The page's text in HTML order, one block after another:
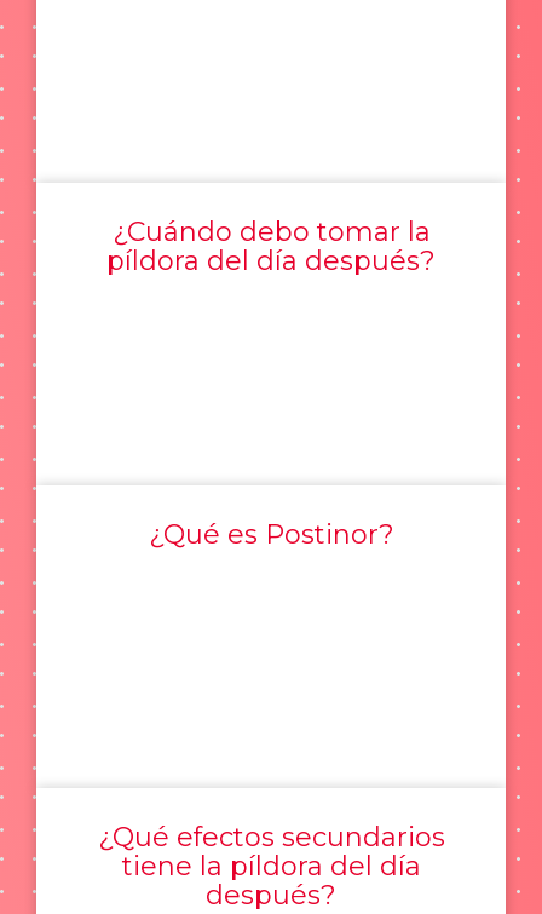
¿Cuándo debo tomar la
píldora del día después?
¿Qué es Postinor?
¿Qué efectos secundarios
tiene la píldora del día
después?